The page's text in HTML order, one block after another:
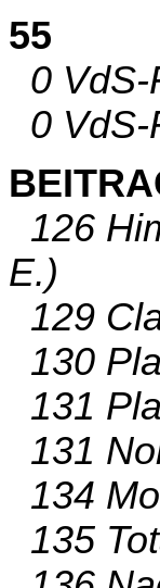
55
0 VdS-
0 VdS-
126
E.)
129
130
131
131
134
135